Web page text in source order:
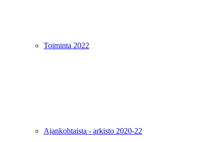
Toiminta 2022
Ajankohtaista - arkisto 2020-22